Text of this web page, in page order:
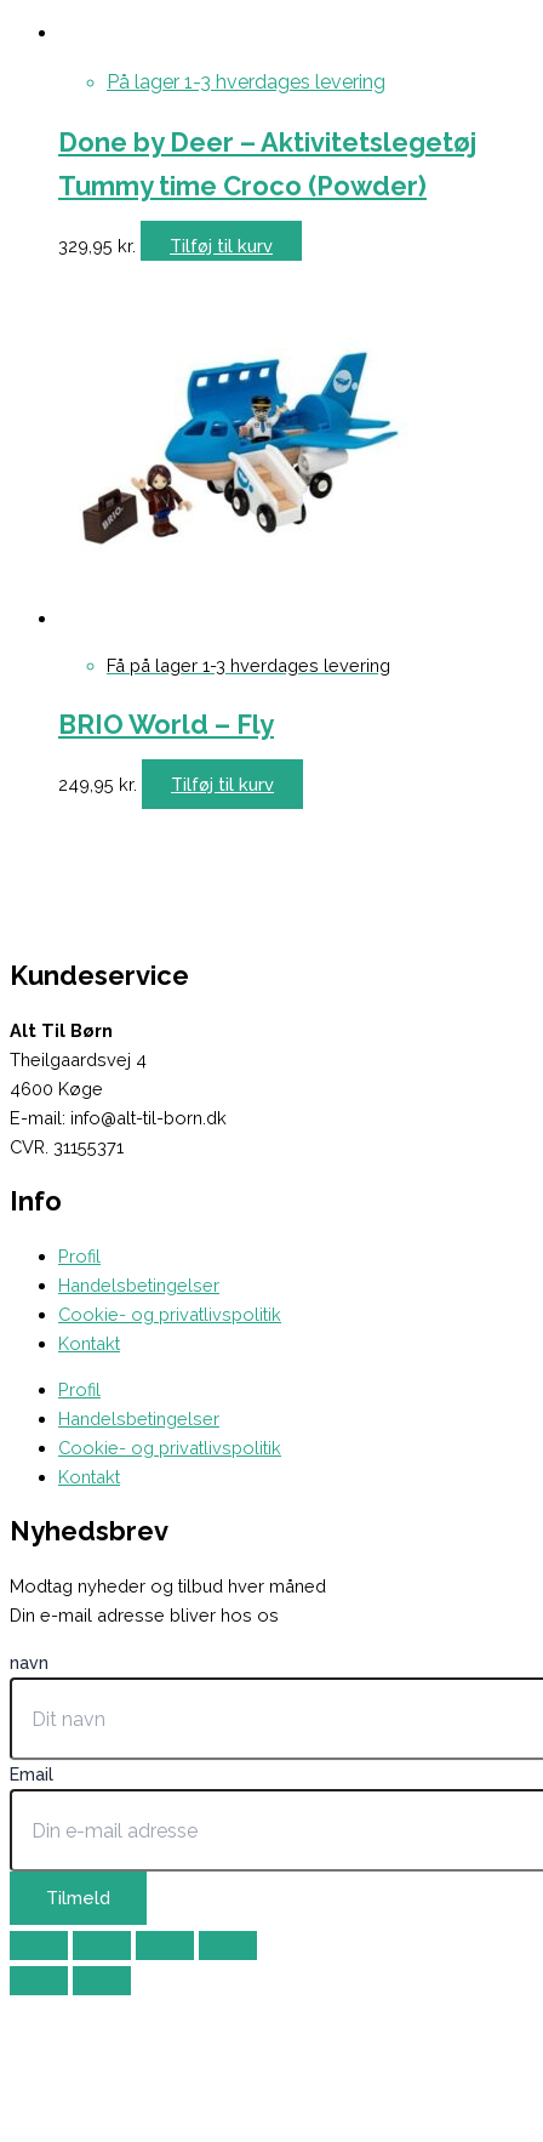
På lager 1-3 hverdages levering
Done by Deer – Aktivitetslegetøj
Tummy time Croco (Powder)
329,95 kr. Tilføj til kurv
Få på lager 1-3 hverdages levering
BRIO World – Fly
249,95 kr. Tilføj til kurv
Kundeservice
Alt Til Børn
Theilgaardsvej 4
4600 Køge
E-mail: info@alt-til-born.dk
CVR. 31155371
Info
Profil
Handelsbetingelser
Cookie- og privatlivspolitik
Kontakt
Profil
Handelsbetingelser
Cookie- og privatlivspolitik
Kontakt
Nyhedsbrev
Modtag nyheder og tilbud hver måned
Din e-mail adresse bliver hos os
navn
Email
Tilmeld